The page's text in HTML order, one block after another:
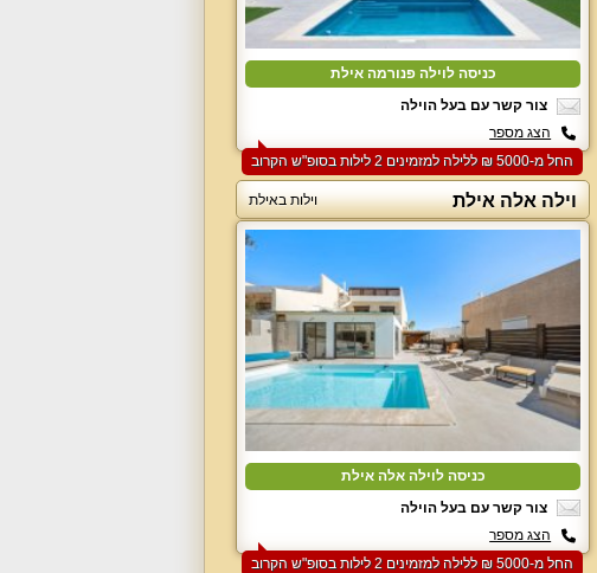
כניסה לוילה פנורמה אילת
צור קשר עם בעל הוילה
הצג מספר
החל מ-‏5000 ₪ ללילה למזמינים 2 לילות בסופ"ש הקרוב
וילה אלה אילת וילות באילת
כניסה לוילה אלה אילת
צור קשר עם בעל הוילה
הצג מספר
החל מ-‏5000 ₪ ללילה למזמינים 2 לילות בסופ"ש הקרוב